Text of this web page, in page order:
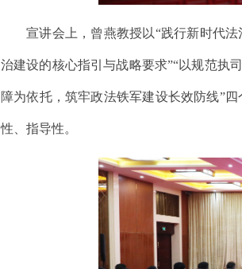
宣讲会上，曾燕教授以“践行新时代
治建设的核心指引与战略要求”“以规范执
障为依托，筑牢政法铁军建设长效防线”
性、指导性。